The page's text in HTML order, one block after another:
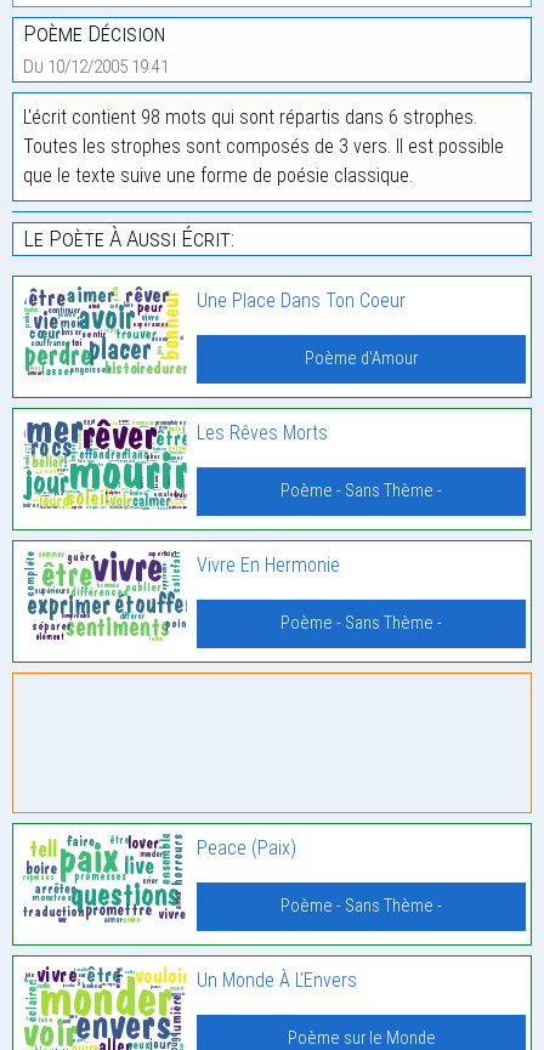
Poème Décision
Du 10/12/2005 19:41
L'écrit contient 98 mots qui sont répartis dans 6 strophes.
Toutes les strophes sont composés de 3 vers. Il est possible
que le texte suive une forme de poésie classique.
Le Poète À Aussi Écrit:
Une Place Dans Ton Coeur
Poème d'Amour
Les Rêves Morts
Poème - Sans Thème -
Vivre En Hermonie
Poème - Sans Thème -
Peace (Paix)
Poème - Sans Thème -
Un Monde À L’Envers
Poème sur le Monde